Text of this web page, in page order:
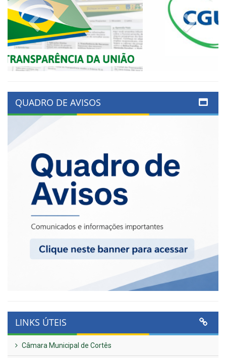
Previous Next
QUADRO DE AVISOS
LINKS ÚTEIS
Câmara Municipal de Cortês